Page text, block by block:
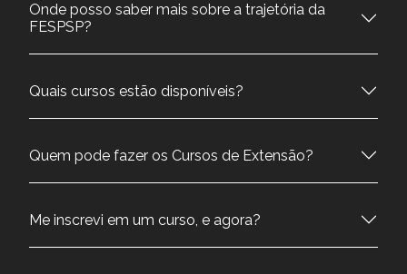
Onde posso saber mais sobre a trajetória da
FESPSP?
Quais cursos estão disponíveis?
Quem pode fazer os Cursos de Extensão?
Me inscrevi em um curso, e agora?